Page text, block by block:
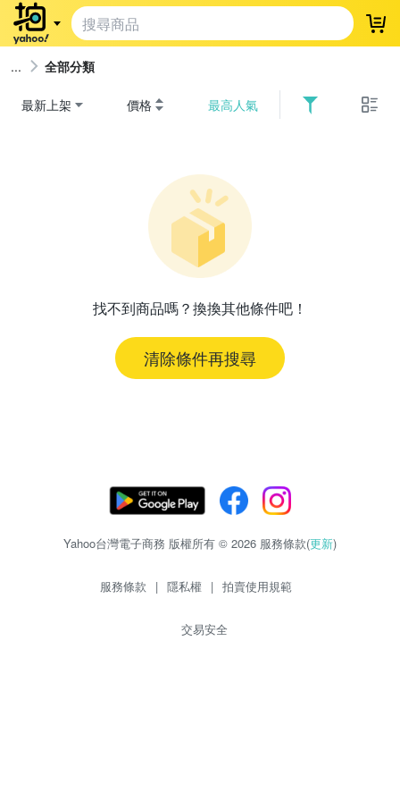
登
全部分類
最新上架 價格 最高人氣
找不到商品嗎？換換其他條件吧！
清除條件再搜尋
Yahoo台灣電子商務 版權所有 © 2026 服務條款(更新)
服務條款 | 隱私權 | 拍賣使用規範
交易安全